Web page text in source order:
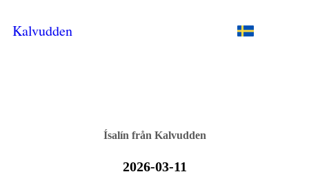
Kalvudden
Ísalín från Kalvudden
2026-03-11